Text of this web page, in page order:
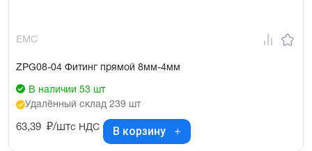
EMC
ZPG08-04 Фитинг прямой 8мм-4мм
В наличии 53 шт
Удалённый склад 239 шт
63,39 ₽/штс НДС В корзину